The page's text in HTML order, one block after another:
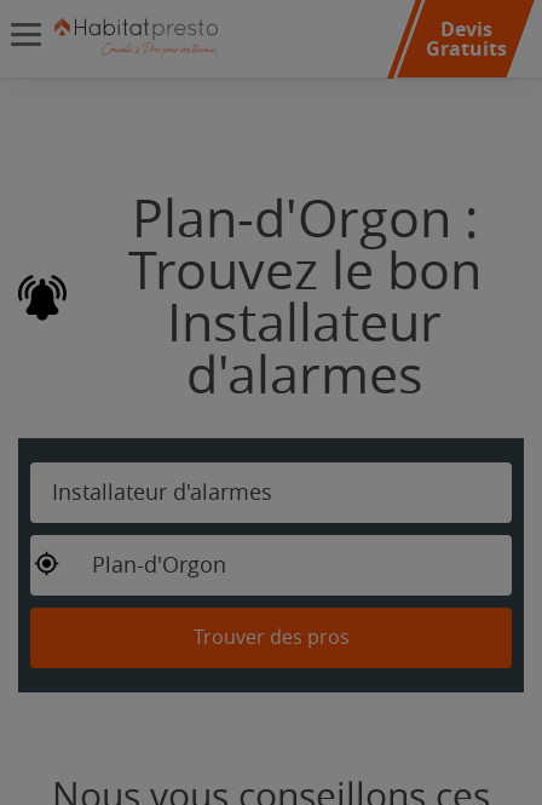
Devis
Gratuits
Plan-d'Orgon :
Trouvez le bon
Installateur
d'alarmes
Installateur d'alarmes
Plan-d'Orgon
Trouver des pros